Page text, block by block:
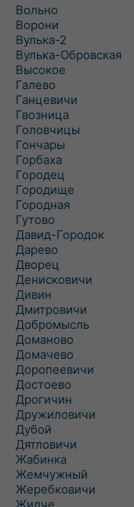
Вольно
Ворони
Вулька-2
Вулька-Обровская
Высокое
Галево
Ганцевичи
Гвозница
Головчицы
Гончары
Горбаха
Городец
Городище
Городная
Гутово
Давид-Городок
Дарево
Дворец
Денисковичи
Дивин
Дмитровичи
Добромысль
Доманово
Домачево
Доропеевичи
Достоево
Дрогичин
Дружиловичи
Дубой
Дятловичи
Жабинка
Жемчужный
Жеребковичи